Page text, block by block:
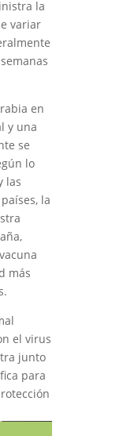
la
variar
en
y una
se
lo
las
la
más
el virus
junto
para